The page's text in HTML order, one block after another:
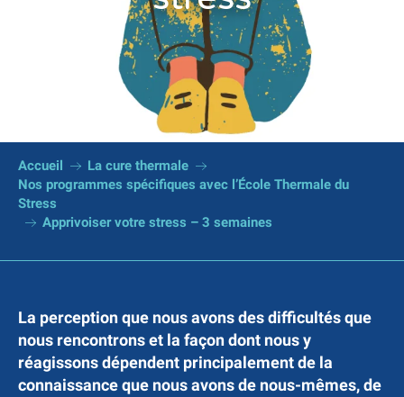
Accueil
La cure thermale
Nos programmes spécifiques avec l’École Thermale du
Stress
Apprivoiser votre stress – 3 semaines
La perception que nous avons des difficultés que
nous rencontrons et la façon dont nous y
réagissons dépendent principalement de la
connaissance que nous avons de nous-mêmes, de